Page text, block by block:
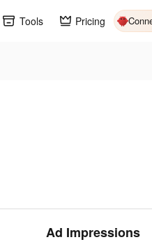
Tools Pricing
Ad Impressions